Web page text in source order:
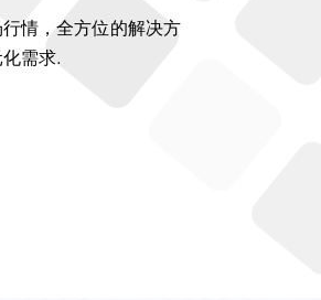
情，全方位的解决方
需求.